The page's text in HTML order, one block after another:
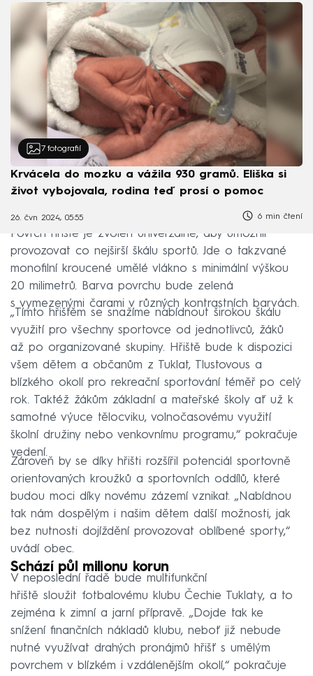
7 fotografií
Krvácela do mozku a vážila 930 gramů. Eliška si
život vybojovala, rodina teď prosí o pomoc
26. čvn 2024, 05:55 6 min čtení
Povrch hřiště je zvolen univerzálně, aby umožnil
provozovat co nejširší škálu sportů. Jde o takzvané
monofilní kroucené umělé vlákno s minimální výškou
20 milimetrů. Barva povrchu bude zelená
s vymezenými čarami v různých kontrastních barvách.
„Tímto hřištěm se snažíme nabídnout širokou škálu
využití pro všechny sportovce od jednotlivců, žáků
až po organizované skupiny. Hřiště bude k dispozici
všem dětem a občanům z Tuklat, Tlustovous a
blízkého okolí pro rekreační sportování téměř po celý
rok. Taktéž žákům základní a mateřské školy ať už k
samotné výuce tělocviku, volnočasovému využití
školní družiny nebo venkovnímu programu,“ pokračuje
vedení.
Zároveň by se díky hřišti rozšířil potenciál sportovně
orientovaných kroužků a sportovních oddílů, které
budou moci díky novému zázemí vznikat. „Nabídnou
tak nám dospělým i našim dětem další možnosti, jak
bez nutnosti dojíždění provozovat oblíbené sporty,“
uvádí obec.
Schází půl milionu korun
V neposlední řadě bude multifunkční
hřiště sloužit fotbalovému klubu Čechie Tuklaty, a to
zejména k zimní a jarní přípravě. „Dojde tak ke
snížení finančních nákladů klubu, neboť již nebude
nutné využívat drahých pronájmů hřišť s umělým
povrchem v blízkém i vzdálenějším okolí,“ pokračuje